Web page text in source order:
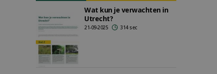
Wat kun je verwachten in
Utrecht?
21-09-2025 314 sec